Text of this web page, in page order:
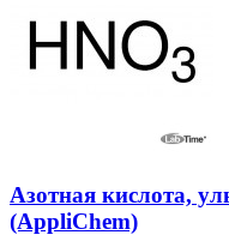
Азотная кислота,
(AppliChem)